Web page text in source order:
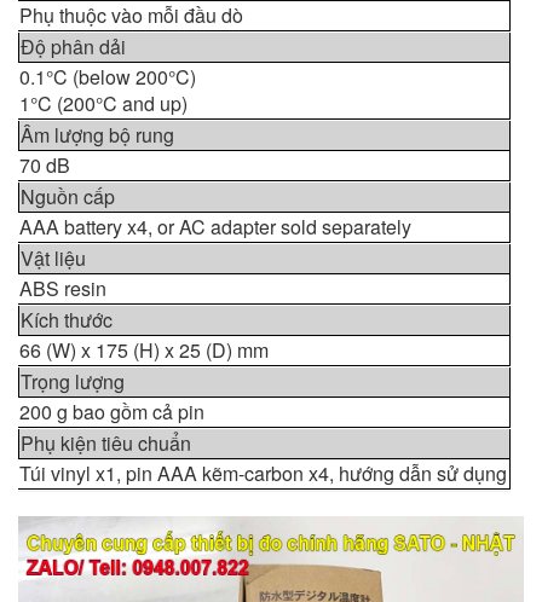
Phụ thuộc vào mỗi đầu dò
Độ phân dải
0.1°C (below 200°C)
1°C (200°C and up)
Âm lượng bộ rung
70 dB
Nguồn cấp
AAA battery x4, or AC adapter sold separately
Vật liệu
ABS resin
Kích thước
66 (W) x 175 (H) x 25 (D) mm
Trọng lượng
200 g bao gồm cả pin
Phụ kiện tiêu chuẩn
Túi vinyl x1, pin AAA kẽm-carbon x4, hướng dẫn sử dụng